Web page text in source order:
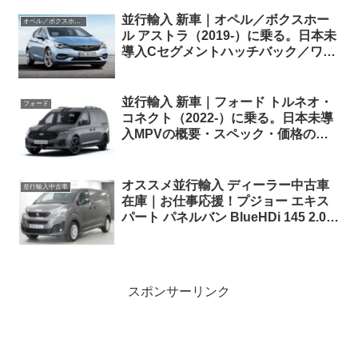
並行輸入 新車｜オペル／ボクスホー
ル アストラ（2019-）に乗る。日本未
導入Cセグメントハッチバック／ワゴ
フォード
並行輸入 新車｜フォード トルネオ・
コネクト（2022-）に乗る。日本未導
入MPVの概要・スペック・価格の情
並行輸入中古車
オススメ並行輸入 ディーラー中古車
在庫｜お仕事応援！プジョー エキス
パート パネルバン BlueHDi 145 2.0
スポンサーリンク